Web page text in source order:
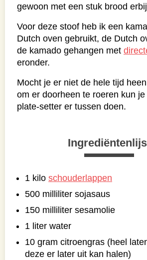
gewoon met een stuk brood
Voor deze stoof heb ik een
Dutch oven gebruikt, de Dutch
de kamado gehangen met
eronder.
Mocht je er niet de hele tijd
om er doorheen te roeren kun je
plate-setter er tussen doen.
1 kilo schouderlappen
500 milliliter sojasaus
150 milliliter sesamolie
1 liter water
10 gram citroengras (heel
deze er later uit kan halen)